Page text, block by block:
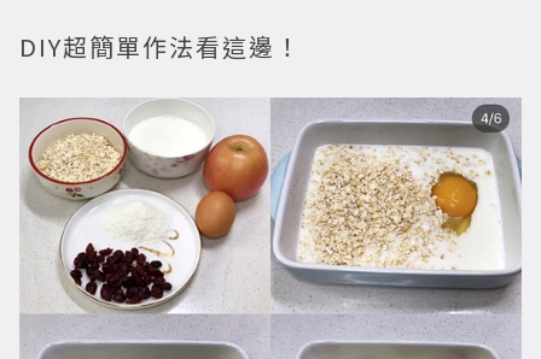
DIY超簡單作法看這邊！